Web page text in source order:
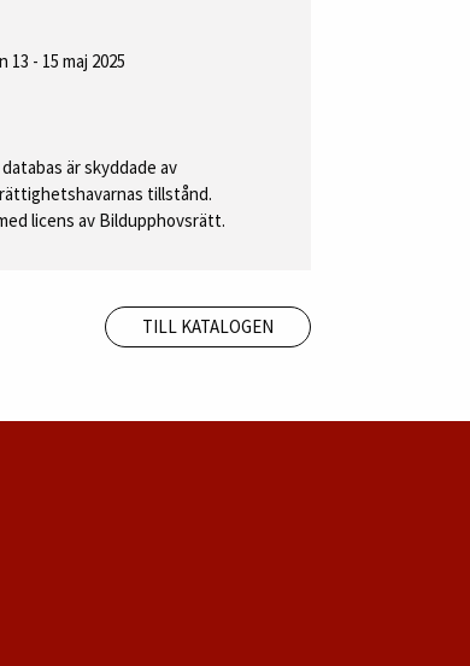
- 15 maj 2025
är skyddade av
tillstånd.
licens av Bildupphovsrätt.
TILL KATALOGEN